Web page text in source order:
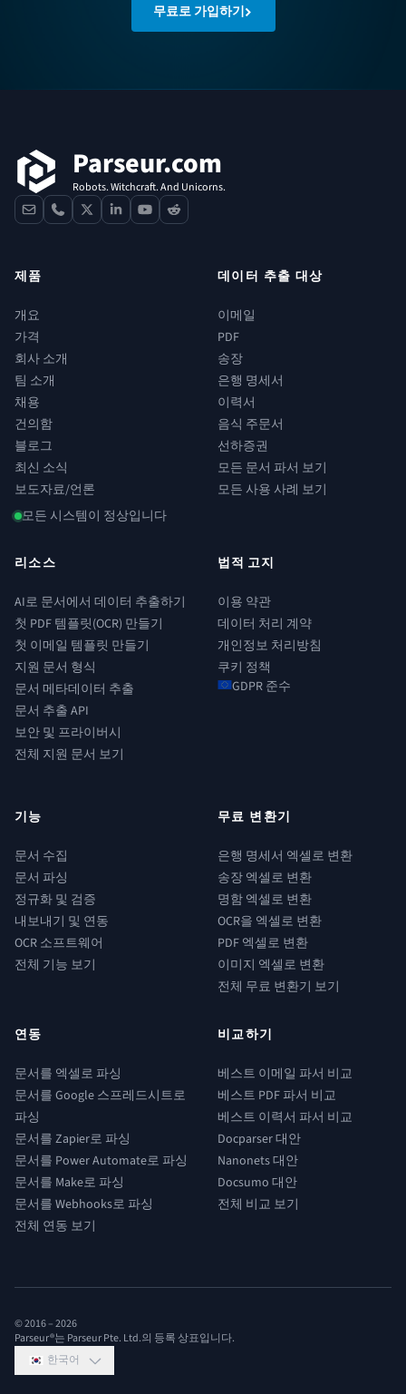
무료로 가입하기
Parseur.com
Robots. Witchcraft. And Unicorns.
contactphone
x linkedinyoutube
reddit
제품
개요
가격
회사 소개
팀 소개
채용
건의함
블로그
최신 소식
보도자료/언론
모든 시스템이 정상입니다
데이터 추출 대상
이메일
PDF
송장
은행 명세서
이력서
음식 주문서
선하증권
모든 문서 파서 보기
모든 사용 사례 보기
리소스
AI로 문서에서 데이터 추출하기
첫 PDF 템플릿(OCR) 만들기
첫 이메일 템플릿 만들기
지원 문서 형식
문서 메타데이터 추출
문서 추출 API
보안 및 프라이버시
전체 지원 문서 보기
법적 고지
이용 약관
데이터 처리 계약
개인정보 처리방침
쿠키 정책
GDPR 준수
기능
문서 수집
문서 파싱
정규화 및 검증
내보내기 및 연동
OCR 소프트웨어
전체 기능 보기
무료 변환기
은행 명세서 엑셀로 변환
송장 엑셀로 변환
명함 엑셀로 변환
OCR을 엑셀로 변환
PDF 엑셀로 변환
이미지 엑셀로 변환
전체 무료 변환기 보기
연동
문서를 엑셀로 파싱
문서를 Google 스프레드시트로
파싱
문서를 Zapier로 파싱
문서를 Power Automate로 파싱
문서를 Make로 파싱
문서를 Webhooks로 파싱
전체 연동 보기
비교하기
베스트 이메일 파서 비교
베스트 PDF 파서 비교
베스트 이력서 파서 비교
Docparser 대안
Nanonets 대안
Docsumo 대안
전체 비교 보기
© 2016 –2026
Parseur®는 Parseur Pte. Ltd.의 등록 상표입니다.
한국어